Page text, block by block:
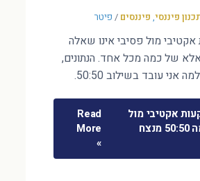
פיננסי, פיננסים / פיטר
אקטיבי מול פסיבי אינו שאלה
של כמה מכל אחד. הנתונים,
אני עובד בשילוב 50:50.
אקטיבי מול
פסיבי: למה 50:50 מנצח
Read
More
»